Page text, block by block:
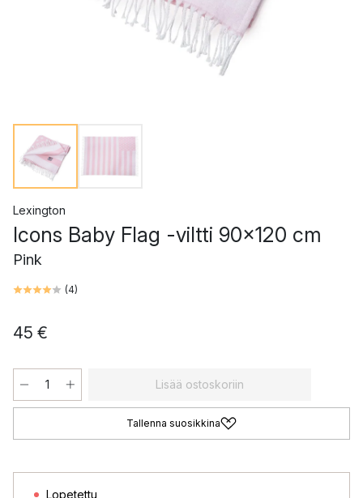
Lexington
Icons Baby Flag -viltti 90x120 cm
Pink
(4)
45 €
Lisää ostoskoriin
Tallenna suosikkina
Lopetettu